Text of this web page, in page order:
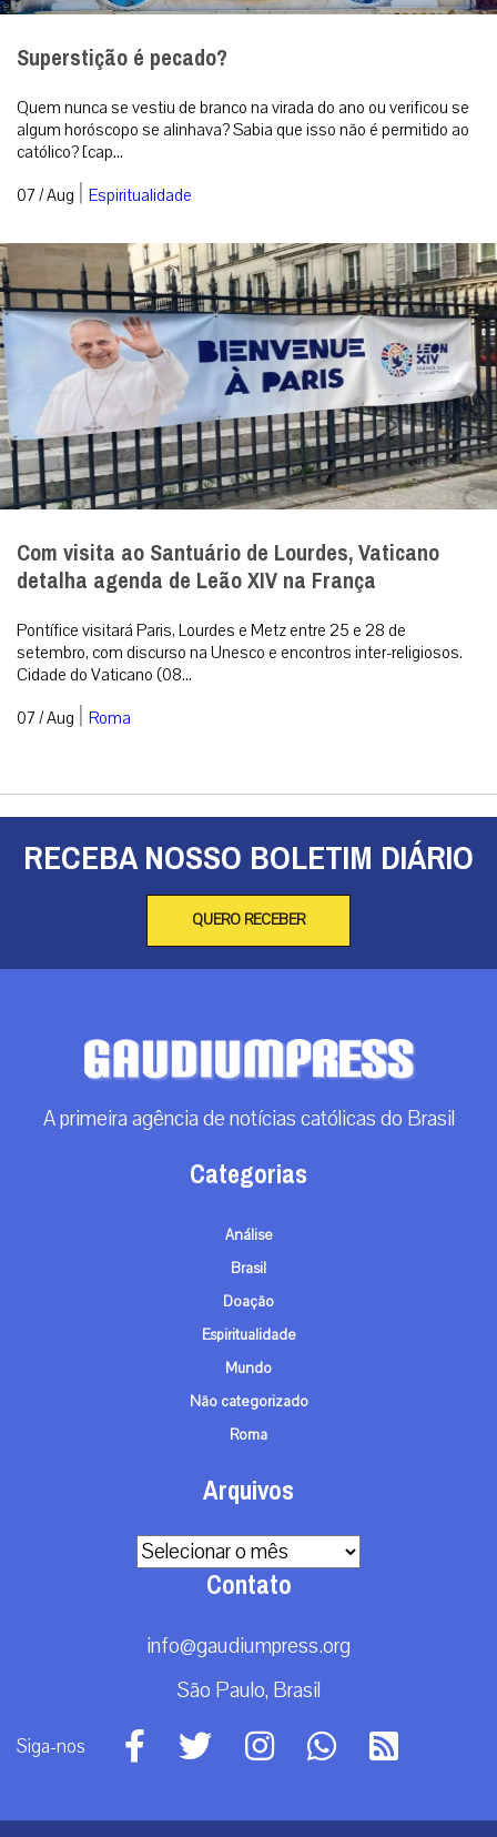
Superstição é pecado?
Quem nunca se vestiu de branco na virada do ano ou verificou se
algum horóscopo se alinhava? Sabia que isso não é permitido ao
católico? [cap...
07 / Aug | Espiritualidade
Com visita ao Santuário de Lourdes, Vaticano
detalha agenda de Leão XIV na França
Pontífice visitará Paris, Lourdes e Metz entre 25 e 28 de
setembro, com discurso na Unesco e encontros inter-religiosos.
Cidade do Vaticano (08...
07 / Aug | Roma
RECEBA NOSSO BOLETIM DIÁRIO
QUERO RECEBER
A primeira agência de notícias católicas do Brasil
Categorias
Análise
Brasil
Doação
Espiritualidade
Mundo
Não categorizado
Roma
Arquivos
Arquivos
Contato
info@gaudiumpress.org
São Paulo, Brasil
Siga-nos